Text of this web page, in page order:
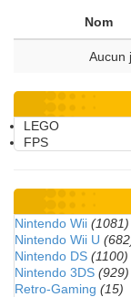
Nom
Aucun
LEGO
FPS
Nintendo Wii (1081)
Nintendo Wii U
Nintendo DS (1100)
Nintendo 3DS (929)
Retro-Gaming (15)